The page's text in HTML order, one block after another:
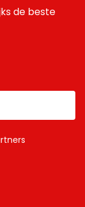
de beste